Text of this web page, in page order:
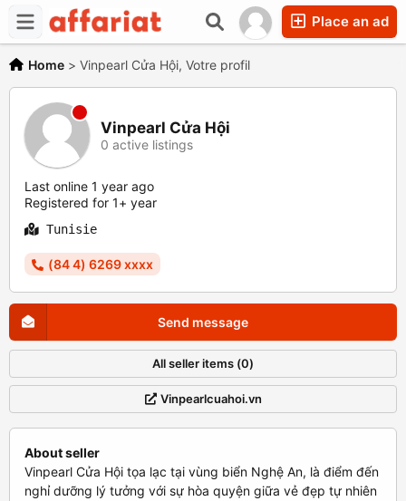
Place an ad
Home > Vinpearl Cửa Hội, Votre profil
Vinpearl Cửa Hội
0 active listings
Last online 1 year ago
Registered for 1+ year
Tunisie
(84 4) 6269 xxxx
Send message
All seller items (0)
Vinpearlcuahoi.vn
About seller
Vinpearl Cửa Hội tọa lạc tại vùng biển Nghệ An, là điểm đến
nghỉ dưỡng lý tưởng với sự hòa quyện giữa vẻ đẹp tự nhiên